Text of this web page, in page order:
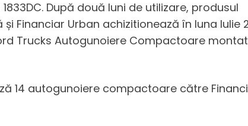
După două luni de utilizare, produsul
Financiar Urban achizitionează în luna Iulie
Trucks Autogunoiere Compactoare